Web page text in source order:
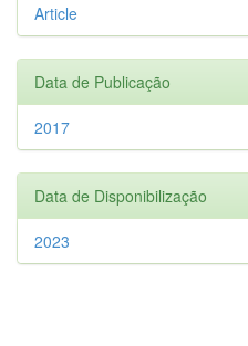
Article
Data de Publicação
2017
Data de Disponibilização
2023